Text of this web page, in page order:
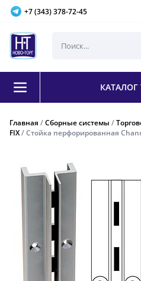
+7 (343) 378-72-45
Главная /Сборные системы /
FIX/ Стойка перфорированная